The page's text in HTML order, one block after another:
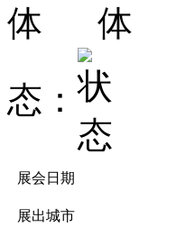
态：
展会日期
展出城市